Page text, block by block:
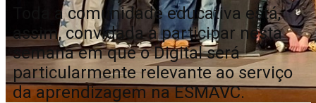
Toda a comunidade educativa está,
assim, convidada a participar nesta
semana em que o Digital será
particularmente relevante ao serviço
da aprendizagem na ESMAVC.